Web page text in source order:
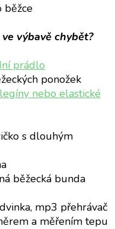
výbavě chybět?
prádlo
ponožek
nebo elastické
s dlouhým
běžecká bunda
mp3 přehrávač
a měřením tepu